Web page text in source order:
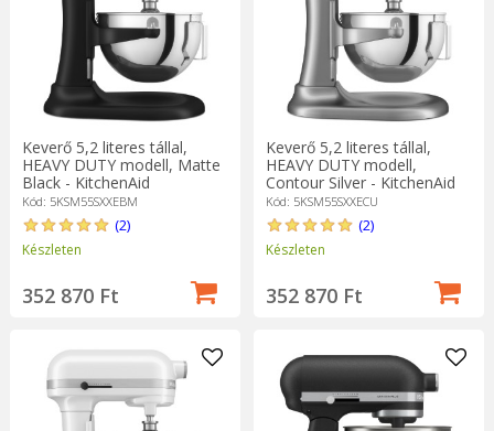
Keverő 5,2 literes tállal,
HEAVY DUTY modell, Matte
Black - KitchenAid
Kód: 5KSM55SXXEBM
(2)
Készleten
352 870 Ft
Keverő 5,2 literes tállal,
HEAVY DUTY modell,
Contour Silver - KitchenAid
Kód: 5KSM55SXXECU
(2)
Készleten
352 870 Ft